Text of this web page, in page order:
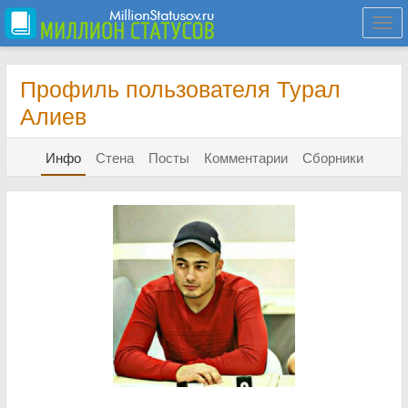
Профиль пользователя Турал
Алиев
Инфо Стена Посты Комментарии Сборники